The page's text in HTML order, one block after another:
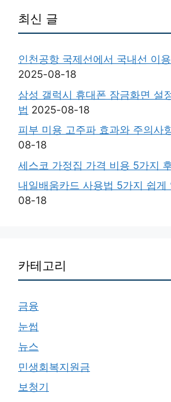
최신 글
인천공항 국제선에서 국내선 이
2025-08-18
삼성 갤럭시 휴대폰 잠금화면 설
법 2025-08-18
피부 미용 고주파 효과와 주의사
08-18
세스코 가정집 가격 비용 5가지
내일배움카드 사용법 5가지 쉽게
08-18
카테고리
금융
눈썹
뉴스
민생회복지원금
보청기